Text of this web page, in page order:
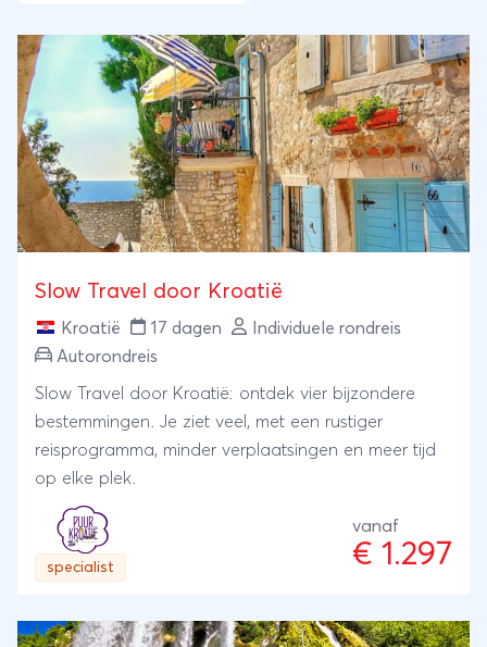
Slow Travel door Kroatië
Kroatië 17 dagen
Individuele rondreis
Autorondreis
Slow Travel door Kroatië: ontdek vier bijzondere
bestemmingen. Je ziet veel, met een rustiger
reisprogramma, minder verplaatsingen en meer tijd
op elke plek.
specialist
vanaf
€ 1.297